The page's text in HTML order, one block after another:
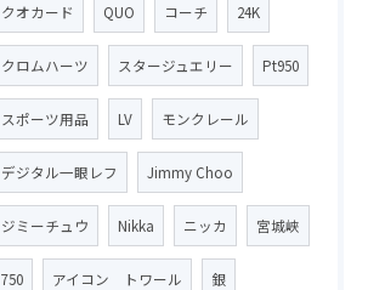
クオカード QUO コーチ 24K
クロムハーツ スタージュエリー Pt950
スポーツ用品 LV モンクレール
デジタル一眼レフ Jimmy Choo
ジミーチュウ Nikka ニッカ 宮城峡
750 アイコン トワール 銀